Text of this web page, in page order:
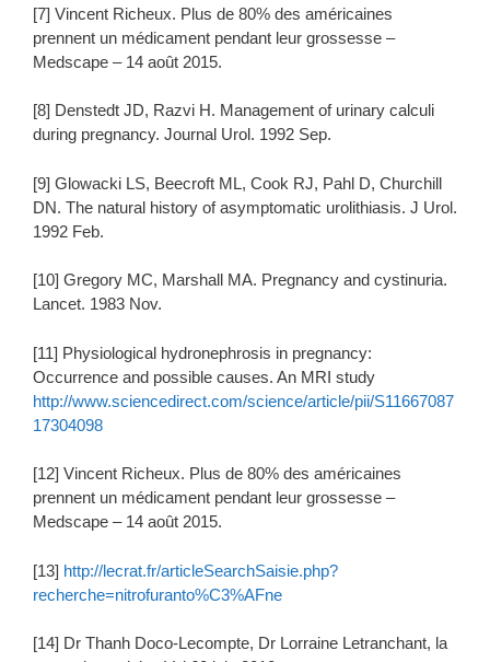
[7] Vincent Richeux. Plus de 80% des américaines
prennent un médicament pendant leur grossesse –
Medscape – 14 août 2015.
[8] Denstedt JD, Razvi H. Management of urinary calculi
during pregnancy. Journal Urol. 1992 Sep.
[9] Glowacki LS, Beecroft ML, Cook RJ, Pahl D, Churchill
DN. The natural history of asymptomatic urolithiasis. J Urol.
1992 Feb.
[10] Gregory MC, Marshall MA. Pregnancy and cystinuria.
Lancet. 1983 Nov.
[11] Physiological hydronephrosis in pregnancy:
Occurrence and possible causes. An MRI study
http://www.sciencedirect.com/science/article/pii/S11667087
17304098
[12] Vincent Richeux. Plus de 80% des américaines
prennent un médicament pendant leur grossesse –
Medscape – 14 août 2015.
[13] http://lecrat.fr/articleSearchSaisie.php?
recherche=nitrofuranto%C3%AFne
[14] Dr Thanh Doco-Lecompte, Dr Lorraine Letranchant, la